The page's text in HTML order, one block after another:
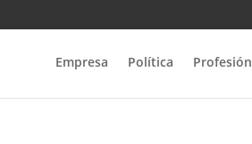
Empresa Política Profesión